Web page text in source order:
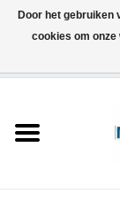
Schepen
Door het gebruiken
cookies om